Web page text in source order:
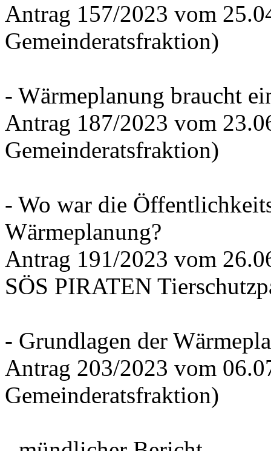
Antrag 157/2023 vom
Gemeinderatsfraktion)
- Wärmeplanung braucht
Antrag 187/2023 vom
Gemeinderatsfraktion)
- Wo war die
Wärmeplanung?
Antrag 191/2023 vom
SÖS PIRATEN
- Grundlagen der
Antrag 203/2023 vom
Gemeinderatsfraktion)